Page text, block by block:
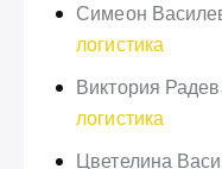
Симеон
логистика
Виктория
логистика
Цветелина